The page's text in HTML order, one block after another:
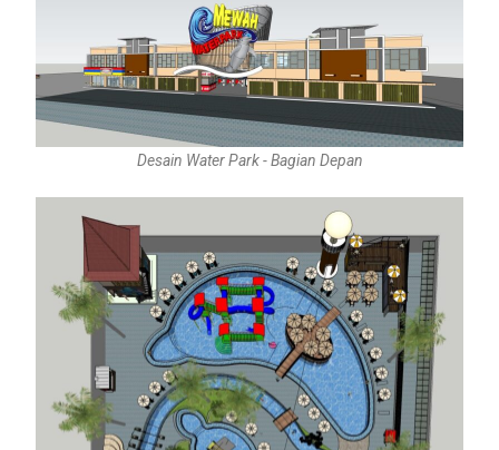
Desain Water Park - Bagian Depan